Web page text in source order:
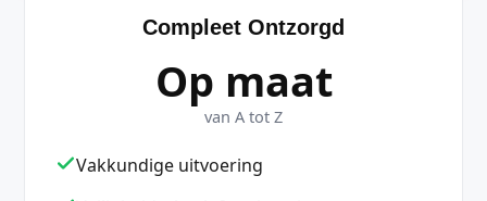
Compleet Ontzorgd
Op maat
van A tot Z
Vakkundige uitvoering